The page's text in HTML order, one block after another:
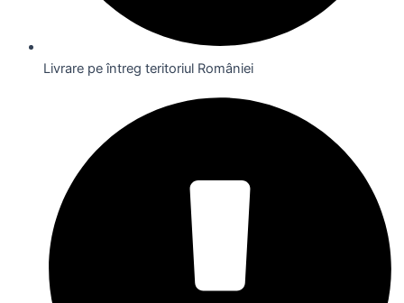
Livrare pe întreg teritoriul României